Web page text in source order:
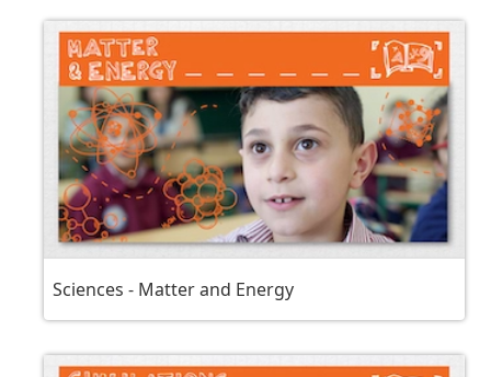
Sciences - Matter and Energy